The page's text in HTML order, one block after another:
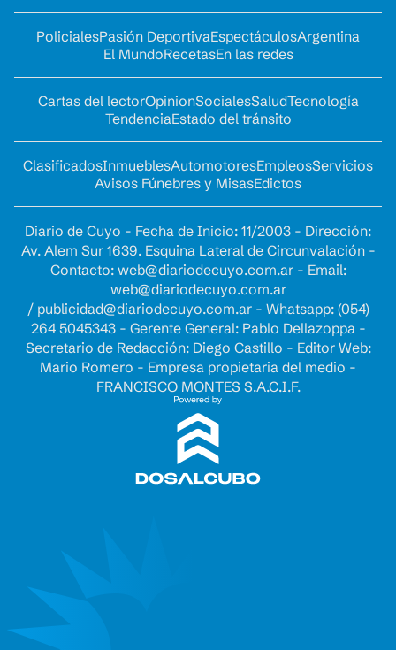
PolicialesPasión DeportivaEspectáculosArgentina
El MundoRecetasEn las redes
Cartas del lectorOpinionSocialesSaludTecnología
TendenciaEstado del tránsito
ClasificadosInmueblesAutomotoresEmpleosServicios
Avisos Fúnebres y MisasEdictos
Diario de Cuyo - Fecha de Inicio: 11/2003 - Dirección:
Av. Alem Sur 1639. Esquina Lateral de Circunvalación -
Contacto: web@diariodecuyo.com.ar- Email:
web@diariodecuyo.com.ar
/ publicidad@diariodecuyo.com.ar- Whatsapp: (054)
264 5045343 - Gerente General: Pablo Dellazoppa -
Secretario de Redacción: Diego Castillo - Editor Web:
Mario Romero - Empresa propietaria del medio -
FRANCISCO MONTES S.A.C.I.F.